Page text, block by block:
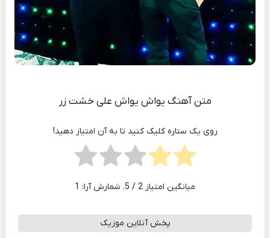
متن آهنگ یواش یواش علی خشت زر
روی یک ستاره کلیک کنید تا به آن امتیاز دهید!
میانگین امتیاز 2 / 5. شمارش آرا: 1
پخش آنلاین موزیک